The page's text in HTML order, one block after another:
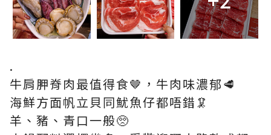
.
牛肩胛脊肉最值得食🤎，牛肉味濃郁🥩
海鮮方面帆立貝同魷魚仔都唔錯🦑
羊、豬、青口一般🥺